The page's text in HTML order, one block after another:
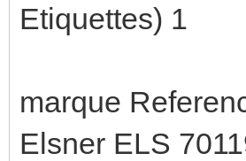
Etiquettes) 1
marque
Elsner ELS